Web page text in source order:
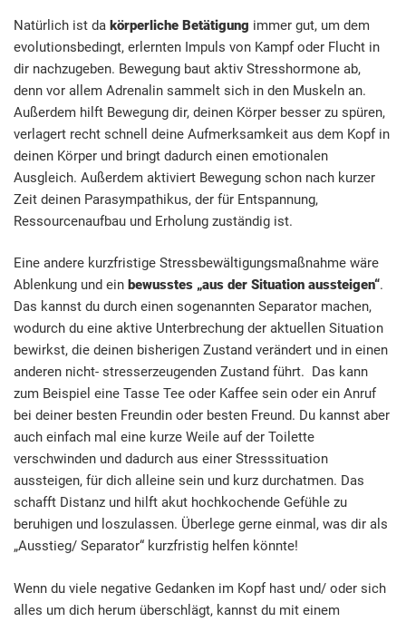
Natürlich ist da körperliche Betätigung immer gut, um dem
evolutionsbedingt, erlernten Impuls von Kampf oder Flucht in
dir nachzugeben. Bewegung baut aktiv Stresshormone ab,
denn vor allem Adrenalin sammelt sich in den Muskeln an.
Außerdem hilft Bewegung dir, deinen Körper besser zu spüren,
verlagert recht schnell deine Aufmerksamkeit aus dem Kopf in
deinen Körper und bringt dadurch einen emotionalen
Ausgleich. Außerdem aktiviert Bewegung schon nach kurzer
Zeit deinen Parasympathikus, der für Entspannung,
Ressourcenaufbau und Erholung zuständig ist.
Eine andere kurzfristige Stressbewältigungsmaßnahme wäre
Ablenkung und ein bewusstes „aus der Situation aussteigen“.
Das kannst du durch einen sogenannten Separator machen,
wodurch du eine aktive Unterbrechung der aktuellen Situation
bewirkst, die deinen bisherigen Zustand verändert und in einen
anderen nicht- stresserzeugenden Zustand führt. Das kann
zum Beispiel eine Tasse Tee oder Kaffee sein oder ein Anruf
bei deiner besten Freundin oder besten Freund. Du kannst aber
auch einfach mal eine kurze Weile auf der Toilette
verschwinden und dadurch aus einer Stresssituation
aussteigen, für dich alleine sein und kurz durchatmen. Das
schafft Distanz und hilft akut hochkochende Gefühle zu
beruhigen und loszulassen. Überlege gerne einmal, was dir als
„Ausstieg/ Separator“ kurzfristig helfen könnte!
Wenn du viele negative Gedanken im Kopf hast und/ oder sich
alles um dich herum überschlägt, kannst du mit einem